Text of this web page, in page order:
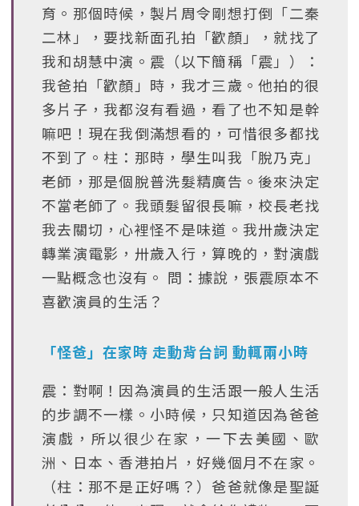
育。那個時候，製片周令剛想打倒「二秦
二林」，要找新面孔拍「歡顏」，就找了
我和胡慧中演。震（以下簡稱「震」）：
我爸拍「歡顏」時，我才三歲。他拍的很
多片子，我都沒有看過，看了也不知是幹
嘛吧！現在我倒滿想看的，可惜很多都找
不到了。柱：那時，學生叫我「脫乃克」
老師，那是個脫普洗髮精廣告。後來決定
不當老師了。我頭髮留很長嘛，校長老找
我去關切，心裡怪不是味道。我卅歲決定
轉業演電影，卅歲入行，算晚的，對演戲
一點概念也沒有。 問：據說，張震原本不
喜歡演員的生活？
「怪爸」在家時 走動背台詞 動輒兩小時
震：對啊！因為演員的生活跟一般人生活
的步調不一樣。小時候，只知道因為爸爸
演戲，所以很少在家，一下去美國、歐
洲、日本、香港拍片，好幾個月不在家。
（柱：那不是正好嗎？）爸爸就像是聖誕